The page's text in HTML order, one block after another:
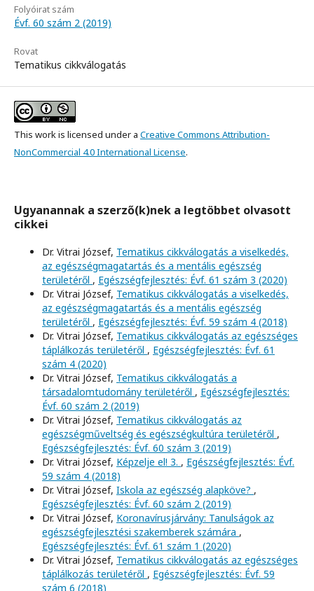
Folyóirat szám
Évf. 60 szám 2 (2019)
Rovat
Tematikus cikkválogatás
This work is licensed under a Creative Commons Attribution-
NonCommercial 4.0 International License.
Ugyanannak a szerző(k)nek a legtöbbet olvasott
cikkei
Dr. Vitrai József, Tematikus cikkválogatás a viselkedés,
az egészségmagatartás és a mentális egészség
területéről , Egészségfejlesztés: Évf. 61 szám 3 (2020)
Dr. Vitrai József, Tematikus cikkválogatás a viselkedés,
az egészségmagatartás és a mentális egészség
területéről , Egészségfejlesztés: Évf. 59 szám 4 (2018)
Dr. Vitrai József, Tematikus cikkválogatás az egészséges
táplálkozás területéről , Egészségfejlesztés: Évf. 61
szám 4 (2020)
Dr. Vitrai József, Tematikus cikkválogatás a
társadalomtudomány területéről , Egészségfejlesztés:
Évf. 60 szám 2 (2019)
Dr. Vitrai József, Tematikus cikkválogatás az
egészségműveltség és egészségkultúra területéről ,
Egészségfejlesztés: Évf. 60 szám 3 (2019)
Dr. Vitrai József, Képzelje el! 3. , Egészségfejlesztés: Évf.
59 szám 4 (2018)
Dr. Vitrai József, Iskola az egészség alapköve? ,
Egészségfejlesztés: Évf. 60 szám 2 (2019)
Dr. Vitrai József, Koronavírusjárvány: Tanulságok az
egészségfejlesztési szakemberek számára ,
Egészségfejlesztés: Évf. 61 szám 1 (2020)
Dr. Vitrai József, Tematikus cikkválogatás az egészséges
táplálkozás területéről , Egészségfejlesztés: Évf. 59
szám 6 (2018)